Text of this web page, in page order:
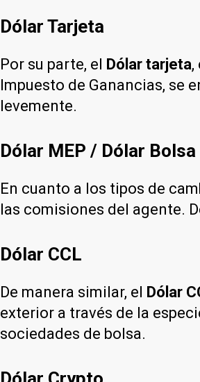
Dólar Tarjeta
Por su parte, el Dólar tarjeta,
Impuesto de Ganancias, se
levemente.
Dólar MEP / Dólar Bolsa
En cuanto a los tipos de
las comisiones del agente.
Dólar CCL
De manera similar, el Dólar
exterior a través de la
sociedades de bolsa.